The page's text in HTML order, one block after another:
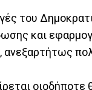
του
και